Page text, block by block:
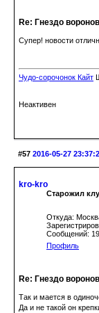
Re: Гнездо
Супер! новости
Чудо-сорочонок Кайт
Неактивен
#57 2016-05-27
kro-kro
Старожил
Откуда:
Сообщений:
Профиль
Re: Гнездо
Так и мается в
Да и не такой он